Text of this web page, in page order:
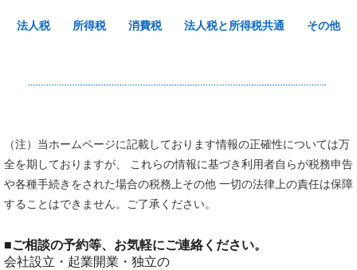
法人税 所得税 消費税 法人税と所得税共通 その他
（注）当ホームページに記載しております情報の正確性については万
全を期しておりますが、 これらの情報に基づき利用者自らが税務申告
や各種手続きをされた場合の税務上その他 一切の法律上の責任は保障
することはできません。ご了承ください。
■ご相談の予約等、お気軽にご連絡ください。
会社設立・起業開業・独立の